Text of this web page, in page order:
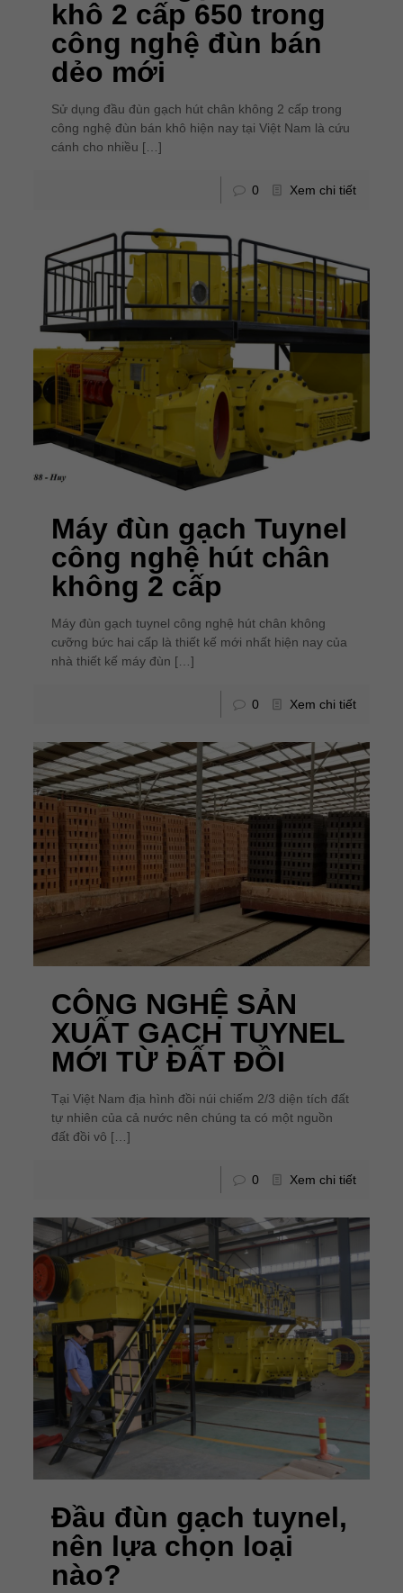
khô 2 cấp 650 trong
công nghệ đùn bán
dẻo mới
Sử dụng đầu đùn gạch hút chân không 2 cấp trong
công nghệ đùn bán khô hiện nay tại Việt Nam là cứu
cánh cho nhiều […]
0 Xem chi tiết
Máy đùn gạch Tuynel
công nghệ hút chân
không 2 cấp
Máy đùn gạch tuynel công nghệ hút chân không
cưỡng bức hai cấp là thiết kế mới nhất hiện nay của
nhà thiết kế máy đùn […]
0 Xem chi tiết
CÔNG NGHỆ SẢN
XUẤT GẠCH TUYNEL
MỚI TỪ ĐẤT ĐỒI
Tại Việt Nam địa hình đồi núi chiếm 2/3 diện tích đất
tự nhiên của cả nước nên chúng ta có một nguồn
đất đồi vô […]
0 Xem chi tiết
Đầu đùn gạch tuynel,
nên lựa chọn loại
nào?